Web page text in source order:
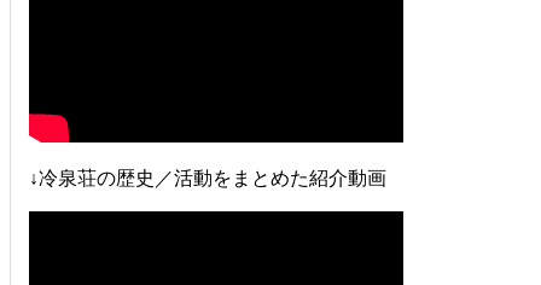
↓冷泉荘の歴史／活動をまとめた紹介動画